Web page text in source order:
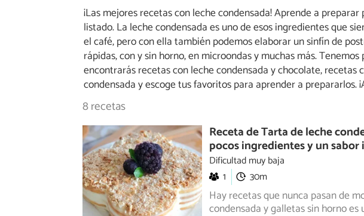
¡Las mejores recetas con leche condensada! Aprende a
listado. La leche condensada es uno de esos ingredientes que
el café, pero con ella también podemos elaborar un sinfín de
rápidas, con y sin horno, en microondas y muchas más.
encontrarás recetas con leche condensada y chocolate,
condensada y escoge tus favoritos para aprender a prepararlos.
8 recetas
Receta de Tarta de leche
pocos ingredientes y un
Dificultad muy baja
1
30m
Hay recetas que nunca pasan de
condensada y galletas sin horno